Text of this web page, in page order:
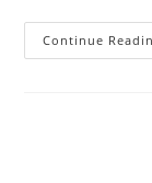
Continue